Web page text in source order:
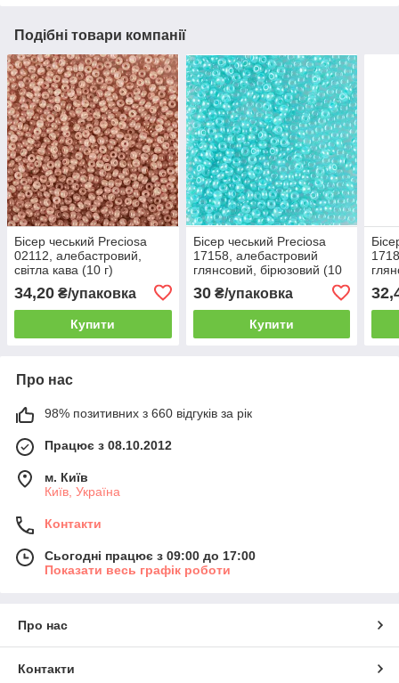
Подібні товари компанії
Бісер чеський Preciosa
02112, алебастровий,
світла кава (10 г)
34,20 ₴/упаковка
Купити
Бісер чеський Preciosa
17158, алебастровий
глянсовий, бірюзовий (10
30₴/упаковка
Купити
Про нас
98% позитивних з 660 відгуків за рік
Працює з 08.10.2012
м. Київ
Київ, Україна
Контакти
Сьогодні працює з 09:00 до 17:00
Показати весь графік роботи
Про нас
Контакти